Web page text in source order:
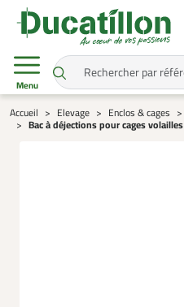
Menu
Accueil Elevage Enclos & cages
Bac à déjections pour cages volailles